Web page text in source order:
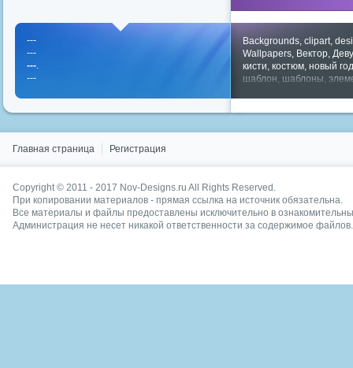
Backgrounds, clipart,
Wallpapers, Вектор,
кисти, костюм, новый год
шаблон, шаблоны,
---
---
---.
---
Главная страница Регистрация
Copyright © 2011 - 2017 Nov-Designs.ru All Rights Reserved.
При копировании материалов - прямая ссылка на источник обязательна.
Все материалы и файлы предоставлены исключительно в
Администрация не несет никакой ответственности за содержимое файлов.